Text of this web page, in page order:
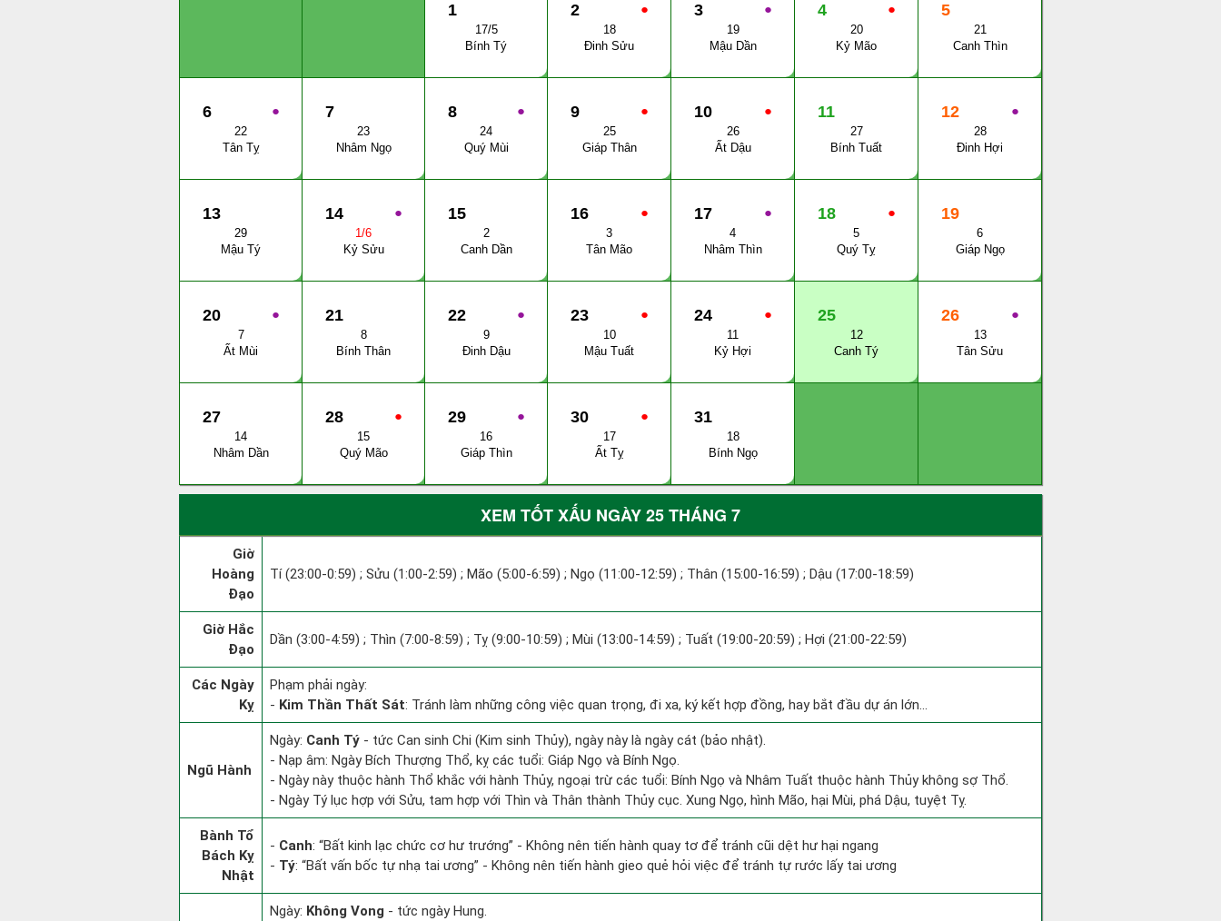
1
17/5
Bính Tý
●
2
18
Đinh Sửu
●
3
19
Mậu Dần
●
4
20
Kỷ Mão
5
21
Canh Thìn
●
6
22
Tân Tỵ
7
23
Nhâm Ngọ
●
8
24
Quý Mùi
●
9
25
Giáp Thân
●
10
26
Ất Dậu
11
27
Bính Tuất
●
12
28
Đinh Hợi
13
29
Mậu Tý
●
14
1/6
Kỷ Sửu
15
2
Canh Dần
●
16
3
Tân Mão
●
17
4
Nhâm Thìn
●
18
5
Quý Tỵ
19
6
Giáp Ngọ
●
20
7
Ất Mùi
21
8
Bính Thân
●
22
9
Đinh Dậu
●
23
10
Mậu Tuất
●
24
11
Kỷ Hợi
25
12
Canh Tý
●
26
13
Tân Sửu
27
14
Nhâm Dần
●
28
15
Quý Mão
●
29
16
Giáp Thìn
●
30
17
Ất Tỵ
31
18
Bính Ngọ
XEM TỐT XẤU NGÀY 25 THÁNG 7
Giờ
Hoàng
Đạo
Tí (23:00-0:59) ; Sửu (1:00-2:59) ; Mão (5:00-6:59) ; Ngọ (11:00-12:59) ; Thân (15:00-16:59) ; Dậu (17:00-18:59)
Giờ Hắc
Đạo
Dần (3:00-4:59) ; Thìn (7:00-8:59) ; Tỵ (9:00-10:59) ; Mùi (13:00-14:59) ; Tuất (19:00-20:59) ; Hợi (21:00-22:59)
Các Ngày
Kỵ
Phạm phải ngày:
- Kim Thần Thất Sát: Tránh làm những công việc quan trọng, đi xa, ký kết hợp đồng, hay bắt đầu dự án lớn...
Ngũ Hành
Ngày: Canh Tý - tức Can sinh Chi (Kim sinh Thủy), ngày này là ngày cát (bảo nhật).
- Nạp âm: Ngày Bích Thượng Thổ, kỵ các tuổi: Giáp Ngọ và Bính Ngọ.
- Ngày này thuộc hành Thổ khắc với hành Thủy, ngoại trừ các tuổi: Bính Ngọ và Nhâm Tuất thuộc hành Thủy không sợ Thổ.
- Ngày Tý lục hợp với Sửu, tam hợp với Thìn và Thân thành Thủy cục. Xung Ngọ, hình Mão, hại Mùi, phá Dậu, tuyệt Tỵ.
Bành Tổ
Bách Kỵ
Nhật
- Canh: “Bất kinh lạc chức cơ hư trướng” - Không nên tiến hành quay tơ để tránh cũi dệt hư hại ngang
- Tý: “Bất vấn bốc tự nhạ tai ương” - Không nên tiến hành gieo quẻ hỏi việc để tránh tự rước lấy tai ương
Ngày: Không Vong - tức ngày Hung.